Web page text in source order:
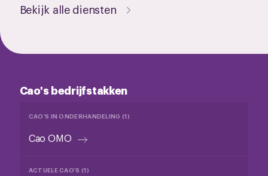
Bekijk alle diensten
Cao's bedrijfstakken
CAO'S IN ONDERHANDELING (1)
Cao OMO
ACTUELE CAO'S (1)